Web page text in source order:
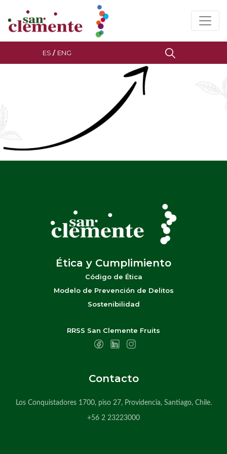
ES / ENG
Ética y Cumplimiento
Código de Ética
Modelo de Prevención de Delitos
Sostenibilidad
RRSS San Clemente Fruits
Contacto
Los Conquistadores 1700, piso 27, Providencia, Santiago, Chile.
+56 2 23223000